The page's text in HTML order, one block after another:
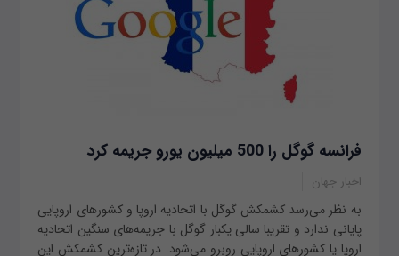
فرانسه گوگل را 500 میلیون یورو جریمه کرد
اخبار جهان
به نظر می‌رسد کشمکش گوگل با اتحادیه اروپا و کشورهای اروپایی
پایانی ندارد و تقریبا سالی یکبار گوگل با جریمه‌های سنگین اتحادیه
اروپا یا کشورهای اروپایی روبرو می‌شود. در تازه‌ترین کشمکش این